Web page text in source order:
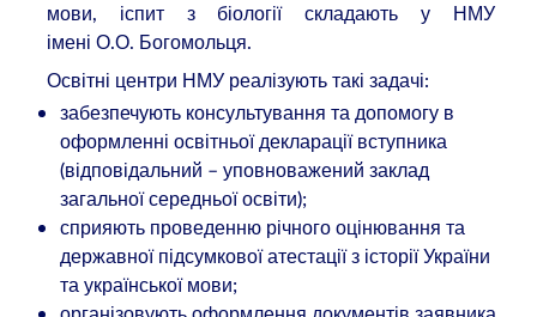
мови, іспит з біології складають у НМУ
імені О.О. Богомольця.
Освітні центри НМУ реалізують такі задачі:
забезпечують консультування та допомогу в
оформленні освітньої декларації вступника
(відповідальний – уповноважений заклад
загальної середньої освіти);
сприяють проведенню річного оцінювання та
державної підсумкової атестації з історії України
та української мови;